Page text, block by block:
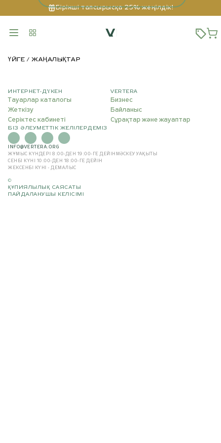
Бірінші тапсырысқа 25% жеңілдік!
ҮЙГЕ ЖАҢАЛЫҚТАР
ИНТЕРНЕТ-ДҮКЕН
Тауарлар каталогы
Жеткізу
Серіктес кабинеті
VERTERA
Бизнес
Байланыс
Сұрақтар және жауаптар
БІЗ ӘЛЕУМЕТТІК ЖЕЛІЛЕРДЕМІЗ
INFO@VERTERA.ORG
ЖҰМЫС КҮНДЕРІ 8:00-ДЕН 19:00-ГЕ ДЕЙІН МӘСКЕУ УАҚЫТЫ
СЕНБІ КҮНІ 10:00-ДЕН 18:00-ГЕ ДЕЙІН
ЖЕКСЕНБІ КҮНІ - ДЕМАЛЫС
©
ҚҰПИЯЛЫЛЫҚ САЯСАТЫ
ПАЙДАЛАНУШЫ КЕЛІСІМІ